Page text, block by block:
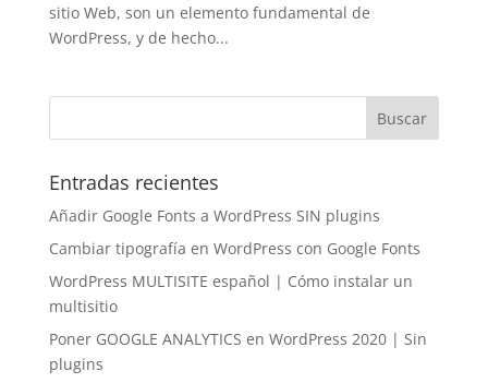
sitio Web, son un elemento fundamental de
WordPress, y de hecho...
Entradas recientes
Añadir Google Fonts a WordPress SIN plugins
Cambiar tipografía en WordPress con Google Fonts
WordPress MULTISITE español | Cómo instalar un
multisitio
Poner GOOGLE ANALYTICS en WordPress 2020 | Sin
plugins